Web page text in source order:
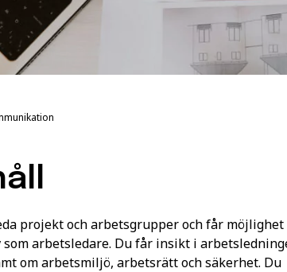
projekt och arbetsgrupper och får
arbetsledare. Du får insikt i
om arbetsmiljö, arbetsrätt och säkerhet. Du